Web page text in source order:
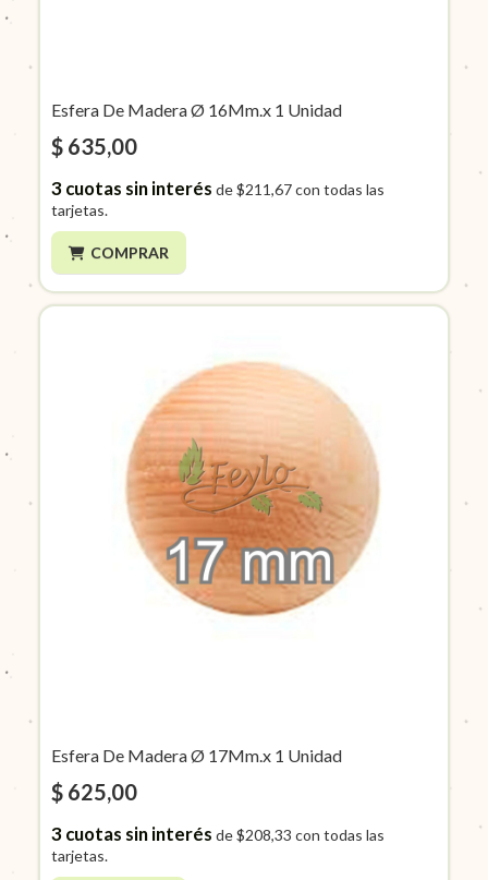
Esfera De Madera Ø 16Mm.x 1 Unidad
$ 635,00
3cuotas sin interés de$211,67con todas las
tarjetas.
COMPRAR
Esfera De Madera Ø 17Mm.x 1 Unidad
$ 625,00
3cuotas sin interés de$208,33 con todas las
tarjetas.